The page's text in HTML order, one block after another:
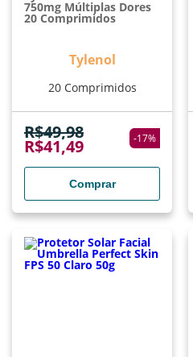
750mg Múltiplas Dores
20 Comprimidos
Tylenol
20 Comprimidos
R$49,98
R$41,49 -17%
Comprar